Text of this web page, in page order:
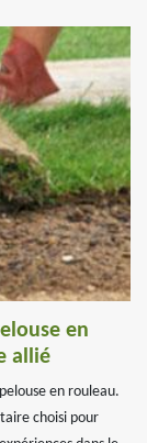
en
allié
en rouleau.
choisi pour